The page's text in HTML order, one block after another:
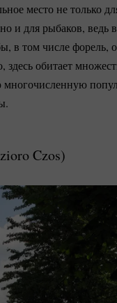
место не только
и для рыбаков, ведь
в том числе форель,
здесь обитает
Czos)